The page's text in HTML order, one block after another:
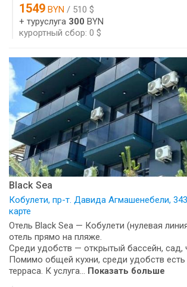
1549 BYN / 510 $
+ туруслуга 300 BYN
курортный сбор: 0 $
Black Sea
Кобулети, пр-т. Давида Агмашенебели,
карте
Отель Black Sea — Кобулети (нулевая
отель прямо на пляже.
Среди удобств — открытый бассейн, сад,
Помимо общей кухни, среди удобств есть
терраса. К услуга... Показать больше